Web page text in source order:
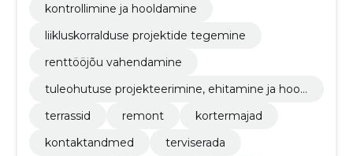
kontrollimine ja hooldamine
liikluskorralduse projektide tegemine
renttööjõu vahendamine
tuleohutuse projekteerimine, ehitamine ja hool
terrassid
remont
kortermajad
kontaktandmed
terviserada